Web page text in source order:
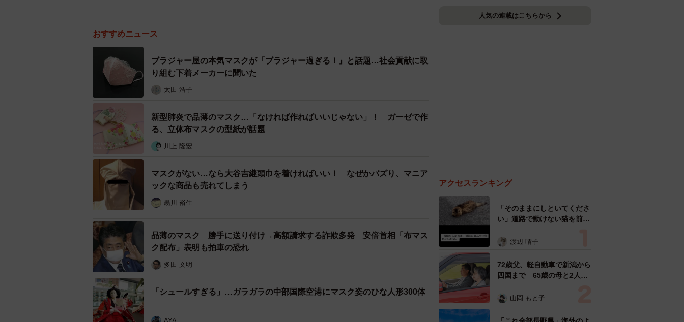
おすすめニュース
ブラジャー屋の本気マスクが「ブラジャー過ぎる！」と話題…社会貢献に取
り組む下着メーカーに聞いた
太田 浩子
新型肺炎で品薄のマスク…「なければ作ればいいじゃない」！ ガーゼで作
る、立体布マスクの型紙が話題
川上 隆宏
マスクがない…なら大谷吉継頭巾を着ければいい！ なぜかバズり、マニア
ックな商品も売れてしまう
黒川 裕生
品薄のマスク 勝手に送り付け→高額請求する詐欺多発 安倍首相「布マス
ク配布」表明も拍車の恐れ
多田 文明
「シュールすぎる」…ガラガラの中部国際空港にマスク姿のひな人形300体
人気の連載はこちらから
アクセスランキング
「そのままにしといてくださ
い」道路で動けない猫を前に
ようとした4日間 「命の重
表の訴え
渡辺 晴子
72歳父、軽自動車で新潟から
四国まで 65歳の母と2人で
憩まで分刻み… 「大学生で
山岡 もと子